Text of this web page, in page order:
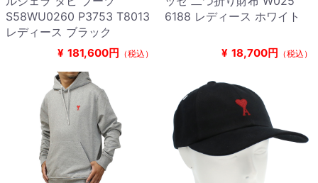
S58WU0260 P3753 T8013
レディース ブラック
¥ 181,600円 （税込）
6188 レディース ホワイト
¥ 18,700円 （税込）